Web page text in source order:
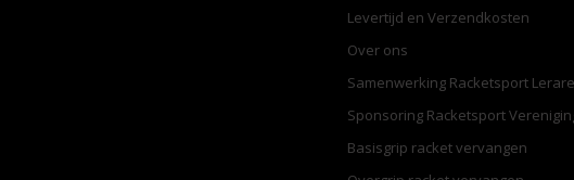
Levertijd en Verzendkosten
Over ons
Samenwerking Racketsport
Sponsoring Racketsport
Basisgrip racket vervangen